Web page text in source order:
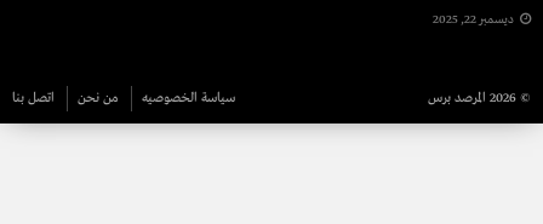
ديسمبر 22, 2025
© 2026 المرصد برس سياسة الخصوصيه من نحن اتصل بنا